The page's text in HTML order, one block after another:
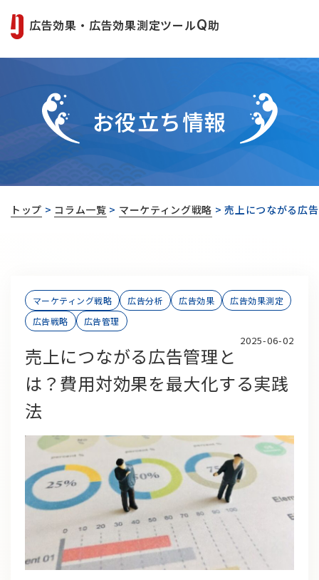
広告効果・広告効果測定ツールQ助
お役立ち情報
トップ > コラム一覧 > マーケティング戦略 >売上につながる広
マーケティング戦略 広告分析 広告効果
広告効果測定
広告戦略
広告管理
2025-06-02
売上につながる広告管理と
は？費用対効果を最大化する実践
法